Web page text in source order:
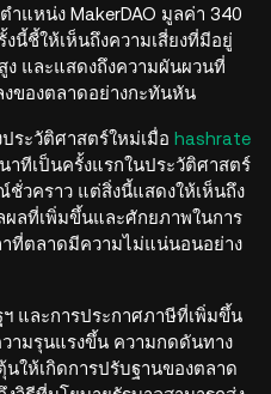
แหน่ง MakerDAO มูลค่า 340
นี้ชี้ให้เห็นถึงความเสี่ยงที่มีอยู่
ง และแสดงถึงความผันผวนที่
ของตลาดอย่างกะทันหัน
ระวัติศาสตร์ใหม่เมื่อ hashrate
ทีเป็นครั้งแรกในประวัติศาสตร์
วคราว แต่สิ่งนี้แสดงให้เห็นถึง
ผลที่เพิ่มขึ้นและศักยภาพในการ
าที่ตลาดมีความไม่แน่นอนอย่าง
และการประกาศภาษีที่เพิ่มขึ้น
ามรุนแรงขึ้น ความกดดันทาง
ให้เกิดการปรับฐานของตลาด